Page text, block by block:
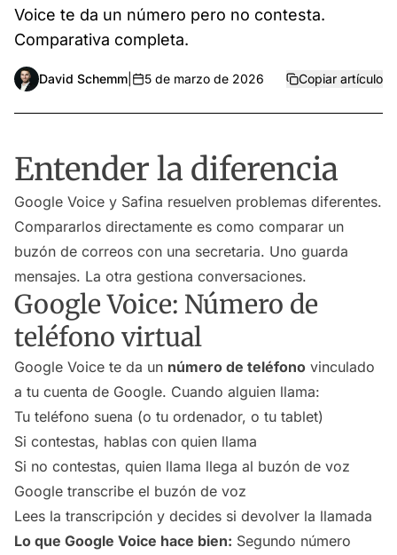
Voice te da un número pero no contesta.
Comparativa completa.
David Schemm 5 de marzo de 2026 Copiar artículo
Entender la diferencia
Google Voice y Safina resuelven problemas diferentes.
Compararlos directamente es como comparar un
buzón de correos con una secretaria. Uno guarda
mensajes. La otra gestiona conversaciones.
Google Voice: Número de
teléfono virtual
Google Voice te da un número de teléfono vinculado
a tu cuenta de Google. Cuando alguien llama:
Tu teléfono suena (o tu ordenador, o tu tablet)
Si contestas, hablas con quien llama
Si no contestas, quien llama llega al buzón de voz
Google transcribe el buzón de voz
Lees la transcripción y decides si devolver la llamada
Lo que Google Voice hace bien: Segundo número